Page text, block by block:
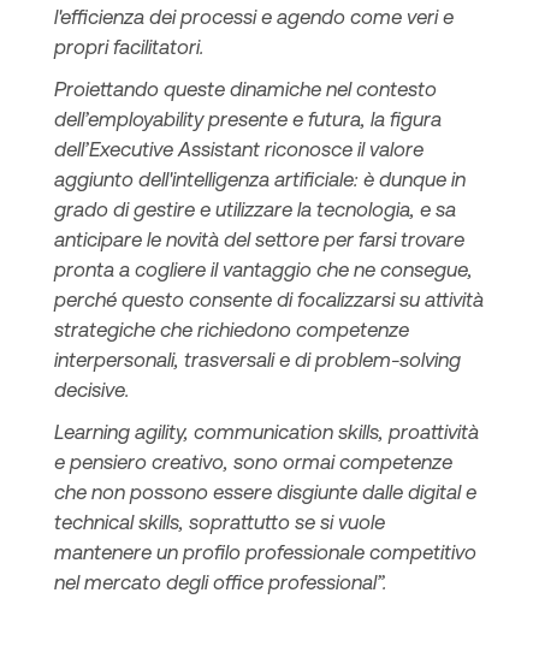
l'efficienza dei processi e agendo come veri e
propri facilitatori.
Proiettando queste dinamiche nel contesto
dell’employability presente e futura, la figura
dell’Executive Assistant riconosce il valore
aggiunto dell'intelligenza artificiale: è dunque in
grado di gestire e utilizzare la tecnologia, e sa
anticipare le novità del settore per farsi trovare
pronta a cogliere il vantaggio che ne consegue,
perché questo consente di focalizzarsi su attività
strategiche che richiedono competenze
interpersonali, trasversali e di problem-solving
decisive.
Learning agility, communication skills, proattività
e pensiero creativo, sono ormai competenze
che non possono essere disgiunte dalle digital e
technical skills, soprattutto se si vuole
mantenere un profilo professionale competitivo
nel mercato degli office professional”.